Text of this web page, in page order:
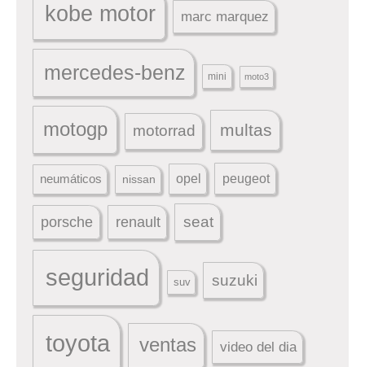
kobe motor marc marquez
mercedes-benz mini moto3
motogp motorrad multas
neumáticos nissan opel peugeot
porsche renault seat
seguridad suv suzuki
toyota ventas video del dia